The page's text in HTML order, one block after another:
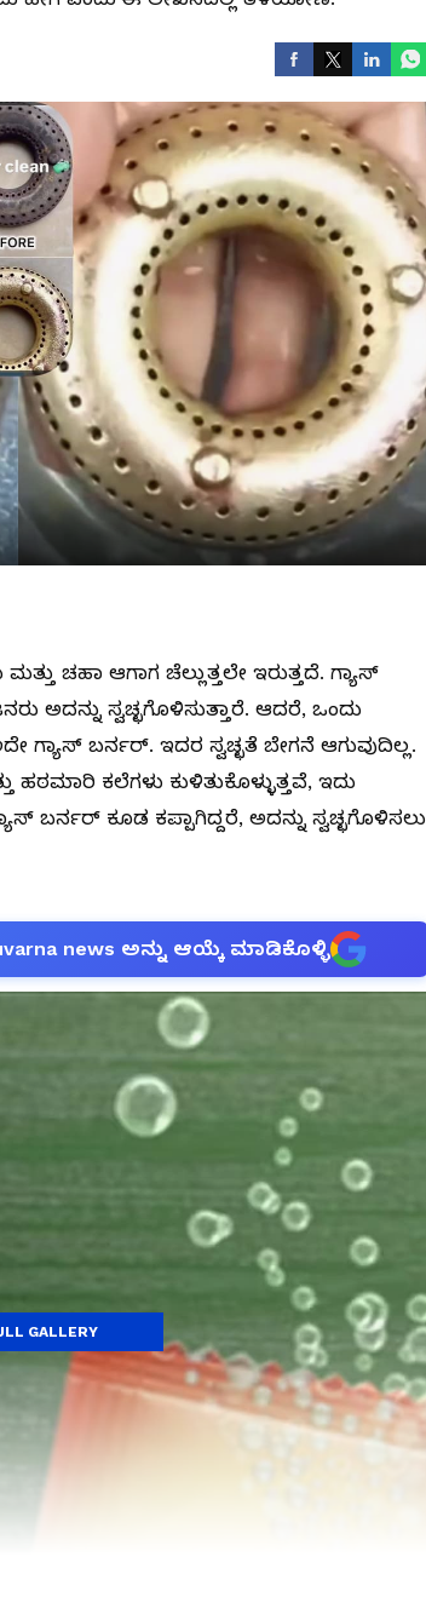
ಚಹಾ ಆಗಾಗ ಚೆಲ್ಲುತ್ತಲೇ ಇರುತ್ತದೆ. ಗ್ಯಾಸ್
ಅದನ್ನು ಸ್ವಚ್ಛಗೊಳಿಸುತ್ತಾರೆ. ಆದರೆ, ಒಂದು
ಗ್ಯಾಸ್ ಬರ್ನರ್. ಇದರ ಸ್ವಚ್ಛತೆ ಬೇಗನೆ ಆಗುವುದಿಲ್ಲ.
ಕಲೆಗಳು ಕುಳಿತುಕೊಳ್ಳುತ್ತವೆ, ಇದು
ಬರ್ನರ್ ಕೂಡ ಕಪ್ಪಾಗಿದ್ದರೆ, ಅದನ್ನು ಸ್ವಚ್ಛಗೊಳಿಸಲು
news ಅನ್ನು ಆಯ್ಕೆ ಮಾಡಿಕೊಳ್ಳಿ
GALLERY